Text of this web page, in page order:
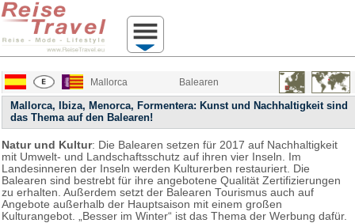
Mallorca Balearen
Mallorca, Ibiza, Menorca, Formentera: Kunst und Nachhaltigkeit sind
das Thema auf den Balearen!
Natur und Kultur: Die Balearen setzen für 2017 auf Nachhaltigkeit
mit Umwelt- und Landschaftsschutz auf ihren vier Inseln. Im
Landesinneren der Inseln werden Kulturerben restauriert. Die
Balearen sind bestrebt für ihre angebotene Qualität Zertifizierungen
zu erhalten. Außerdem setzt der Balearen Tourismus auch auf
Angebote außerhalb der Hauptsaison mit einem großen
Kulturangebot. „Besser im Winter“ ist das Thema der Werbung dafür.